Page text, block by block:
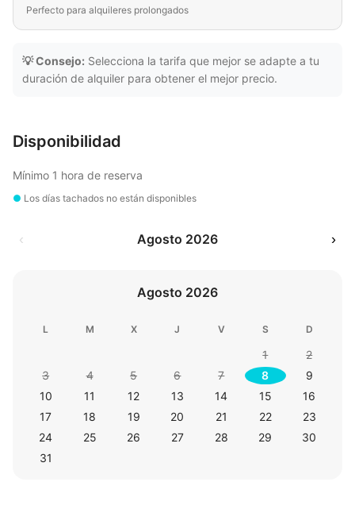
Perfecto para alquileres prolongados
💡 Consejo: Selecciona la tarifa que mejor se adapte a tu
duración de alquiler para obtener el mejor precio.
Disponibilidad
Mínimo 1 hora de reserva
● Los días tachados no están disponibles
‹ Agosto 2026 ›
Agosto 2026
L M X J V S D
1
2
3
4 5 6 7 8
9
10
11 12 13 14 15
16
17
18 19 20 21 22
23
24
25 26 27 28 29
30
31